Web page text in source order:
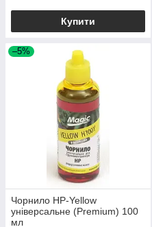
Купити
–5%
Чорнило HP-Yellow
універсальне (Premium) 100
мл